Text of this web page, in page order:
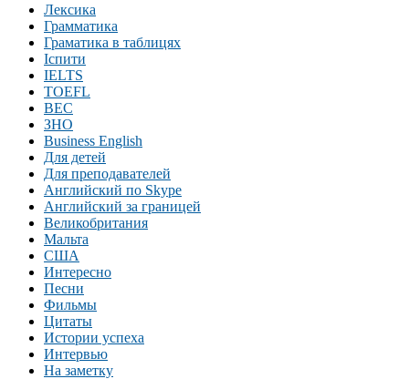
Лексика
Грамматика
Граматика в таблицях
Іспити
IELTS
TOEFL
BEC
ЗНО
Business English
Для детей
Для преподавателей
Английский по Skype
Английский за границей
Великобритания
Мальта
США
Интересно
Песни
Фильмы
Цитаты
Истории успеха
Интервью
На заметку